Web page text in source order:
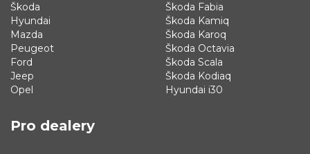
Škoda
Hyundai
Mazda
Peugeot
Ford
Jeep
Opel
Škoda Fabia
Škoda Kamiq
Škoda Karoq
Škoda Octavia
Škoda Scala
Škoda Kodiaq
Hyundai i30
Pro dealery